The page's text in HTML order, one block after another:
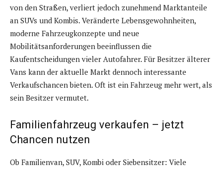
von den Straßen, verliert jedoch zunehmend Marktanteile
an SUVs und Kombis. Veränderte Lebensgewohnheiten,
moderne Fahrzeugkonzepte und neue
Mobilitätsanforderungen beeinflussen die
Kaufentscheidungen vieler Autofahrer. Für Besitzer älterer
Vans kann der aktuelle Markt dennoch interessante
Verkaufschancen bieten. Oft ist ein Fahrzeug mehr wert, als
sein Besitzer vermutet.
Familienfahrzeug verkaufen – jetzt
Chancen nutzen
Ob Familienvan, SUV, Kombi oder Siebensitzer: Viele